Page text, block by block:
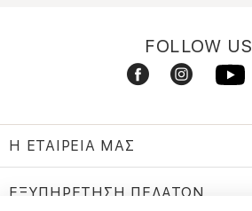
FOLLOW US
Η ΕΤΑΙΡΕΙΑ ΜΑΣ
ΕΞΥΠΗΡΕΤΗΣΗ ΠΕΛΑΤΩΝ